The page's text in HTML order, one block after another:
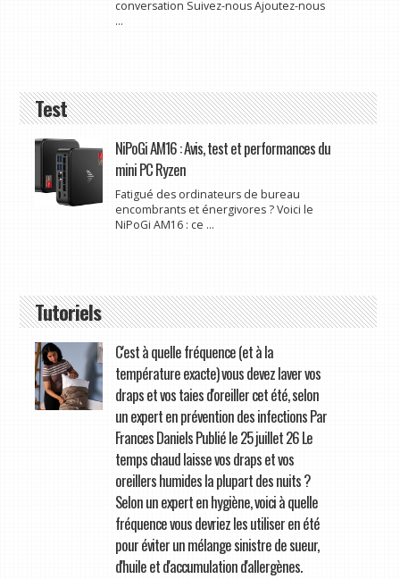
conversation Suivez-nous Ajoutez-nous
...
Test
NiPoGi AM16 : Avis, test et performances du
mini PC Ryzen
Fatigué des ordinateurs de bureau
encombrants et énergivores ? Voici le
NiPoGi AM16 : ce ...
Tutoriels
C'est à quelle fréquence (et à la
température exacte) vous devez laver vos
draps et vos taies d'oreiller cet été, selon
un expert en prévention des infections Par
Frances Daniels Publié le 25 juillet 26 Le
temps chaud laisse vos draps et vos
oreillers humides la plupart des nuits ?
Selon un expert en hygiène, voici à quelle
fréquence vous devriez les utiliser en été
pour éviter un mélange sinistre de sueur,
d'huile et d'accumulation d'allergènes.